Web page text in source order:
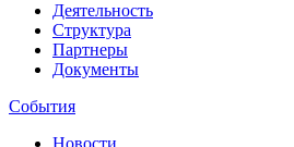
Деятельность
Структура
Партнеры
Документы
События
Новости